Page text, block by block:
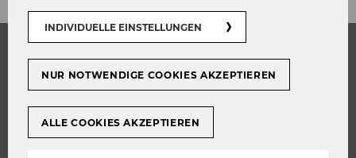
STUDIUM
WARUM WU?
INDIVIDUELLE EINSTELLUNGEN
NUR NOTWENDIGE COOKIES AKZEPTIEREN
ALLE COOKIES AKZEPTIEREN